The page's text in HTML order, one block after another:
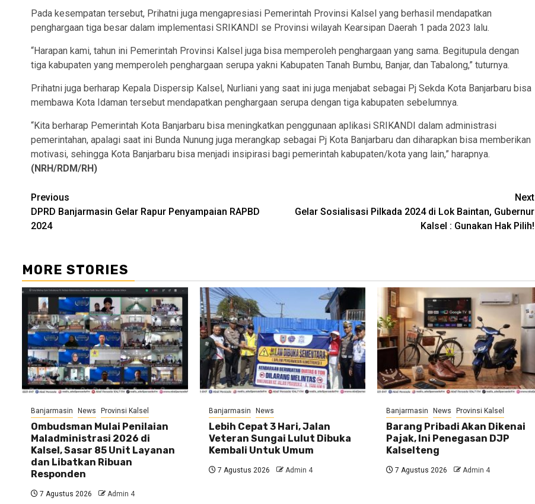
Pada kesempatan tersebut, Prihatni juga mengapresiasi Pemerintah Provinsi Kalsel yang berhasil mendapatkan
penghargaan tiga besar dalam implementasi SRIKANDI se Provinsi wilayah Kearsipan Daerah 1 pada 2023 lalu.
“Harapan kami, tahun ini Pemerintah Provinsi Kalsel juga bisa memperoleh penghargaan yang sama. Begitupula dengan
tiga kabupaten yang memperoleh penghargaan serupa yakni Kabupaten Tanah Bumbu, Banjar, dan Tabalong,” tuturnya.
Prihatni juga berharap Kepala Dispersip Kalsel, Nurliani yang saat ini juga menjabat sebagai Pj Sekda Kota Banjarbaru bisa
membawa Kota Idaman tersebut mendapatkan penghargaan serupa dengan tiga kabupaten sebelumnya.
“Kita berharap Pemerintah Kota Banjarbaru bisa meningkatkan penggunaan aplikasi SRIKANDI dalam administrasi
pemerintahan, apalagi saat ini Bunda Nunung juga merangkap sebagai Pj Kota Banjarbaru dan diharapkan bisa memberikan
motivasi, sehingga Kota Banjarbaru bisa menjadi insipirasi bagi pemerintah kabupaten/kota yang lain,” harapnya.
(NRH/RDM/RH)
Continue
Reading
Previous
DPRD Banjarmasin Gelar Rapur Penyampaian RAPBD
2024
Next
Gelar Sosialisasi Pilkada 2024 di Lok Baintan, Gubernur
Kalsel : Gunakan Hak Pilih!
MORE STORIES
Banjarmasin News Provinsi Kalsel
Ombudsman Mulai Penilaian
Maladministrasi 2026 di
Kalsel, Sasar 85 Unit Layanan
dan Libatkan Ribuan
Responden
7 Agustus 2026 Admin 4
Banjarmasin News
Lebih Cepat 3 Hari, Jalan
Veteran Sungai Lulut Dibuka
Kembali Untuk Umum
7 Agustus 2026 Admin 4
Banjarmasin News Provinsi Kalsel
Barang Pribadi Akan Dikenai
Pajak, Ini Penegasan DJP
Kalselteng
7 Agustus 2026 Admin 4